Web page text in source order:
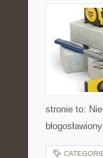
stronie to: